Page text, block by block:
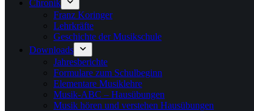
Chronik
Franz Koringer
Lehrkräfte
Geschichte der Musikschule
Downloads
Jahresberichte
Formulare zum Schulbeginn
Elementare Musiklehre
Musik-ABC – Hausübungen
Musik hören und verstehen Hausübungen